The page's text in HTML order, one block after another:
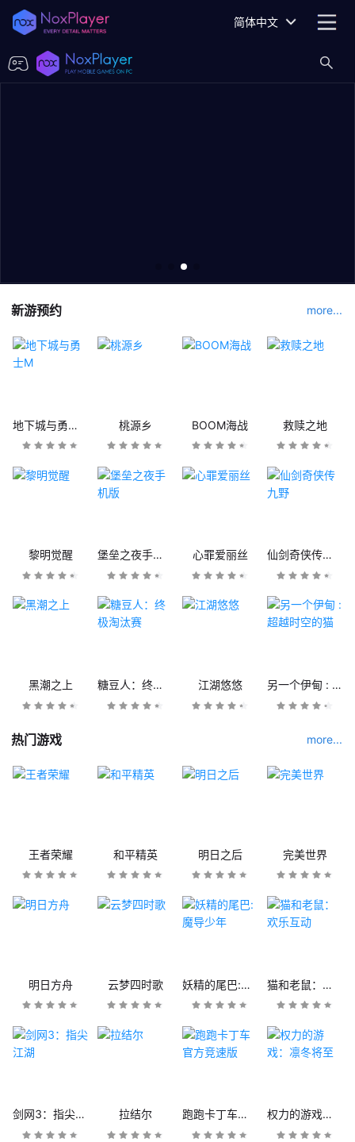
简体中文
新游预约 more...
地下城与勇士M 桃源乡 BOOM海战 救赎之地
黎明觉醒 堡垒之夜手机版 心罪爱丽丝 仙剑奇侠传九野
黑潮之上 糖豆人：终极淘汰赛 江湖悠悠 另一个伊甸 : 超越时空的猫
热门游戏 more...
王者荣耀 和平精英 明日之后 完美世界
明日方舟 云梦四时歌 妖精的尾巴:魔导少年 猫和老鼠：欢乐互动
剑网3：指尖江湖 拉结尔 跑跑卡丁车官方竞速版 权力的游戏：凛冬将至